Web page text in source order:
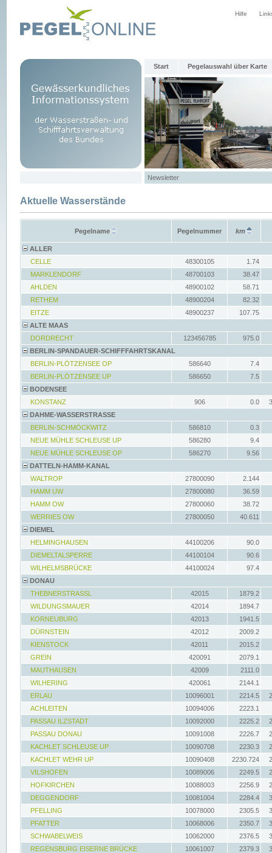
Hilfe
Start Pegelauswahl über Karte
Newsletter
Aktuelle Wasserstände
Pegelname Pegelnummer km
ALLER
CELLE
48300105
1.74
MARKLENDORF
48700103
38.47
AHLDEN
48900102
58.71
RETHEM
48900204
82.32
EITZE
48900237
107.75
ALTE MAAS
DORDRECHT
123456785
975.0
BERLIN-SPANDAUER-SCHIFFFAHRTSKANAL
BERLIN-PLÖTZENSEE OP
586640
7.4
BERLIN-PLÖTZENSEE UP
586650
7.5
BODENSEE
KONSTANZ
906 0.0
DAHME-WASSERSTRASSE
BERLIN-SCHMÖCKWITZ
586810
0.3
NEUE MÜHLE SCHLEUSE UP
586280
9.4
NEUE MÜHLE SCHLEUSE OP
586270
9.56
DATTELN-HAMM-KANAL
WALTROP
27800090
2.144
HAMM UW
27800080
36.59
HAMM OW
27800060
38.72
WERRIES OW
27800050
40.611
DIEMEL
HELMINGHAUSEN
44100206
90.0
DIEMELTALSPERRE
44100104
90.6
WILHELMSBRÜCKE
44100024
97.4
DONAU
THEBNERSTRASSL
42015
1879.2
WILDUNGSMAUER
42014
1894.7
KORNEUBURG
42013
1941.5
DÜRNSTEIN
42012
2009.2
KIENSTOCK
42011
2015.2
GREIN
420091
2079.1
MAUTHAUSEN
42009
2111.0
WILHERING
420061
2144.1
ERLAU
10096001 2214.5
ACHLEITEN
10094006
2223.1
PASSAU ILZSTADT
10092000 2225.2
PASSAU DONAU
10091008 2226.7
KACHLET SCHLEUSE UP
10090708 2230.3
KACHLET WEHR UP
10090408 2230.724
VILSHOFEN
10089006 2249.5
HOFKIRCHEN
10088003 2256.9
DEGGENDORF
10081004 2284.4
PFELLING
10078000 2305.5
PFATTER
10068006 2350.7
SCHWABELWEIS
10062000 2376.5
REGENSBURG EISERNE BRÜCKE
10061007 2379.3